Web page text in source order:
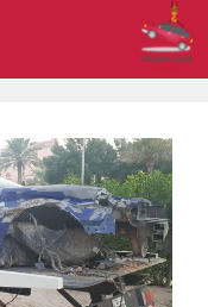
انتقل
إلى
المحتوى